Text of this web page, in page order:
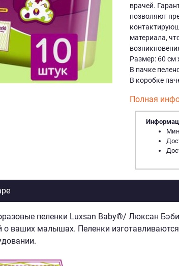
врачей.
позволяют
материала,
Размер: 60 см
В пачке
В коробке
Полная
пеленки Luxsan Baby®/ Люксан
ваших малышах. Пеленки